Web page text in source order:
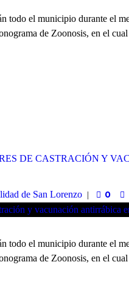
todo el municipio durante el
de Zoonosis, en el
DE CASTRACIÓN Y
de San Lorenzo 0
todo el municipio durante el
de Zoonosis, en el